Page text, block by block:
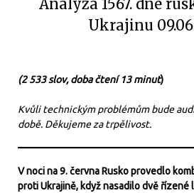
Analýza 1567. dne
Ukrajinu
(2 533 slov, doba čtení 13 minut)
Kvůli technickým problémům bude
době. Děkujeme za trpělivost.
V noci na 9. června Rusko provedlo
proti Ukrajině, když nasadilo dvě